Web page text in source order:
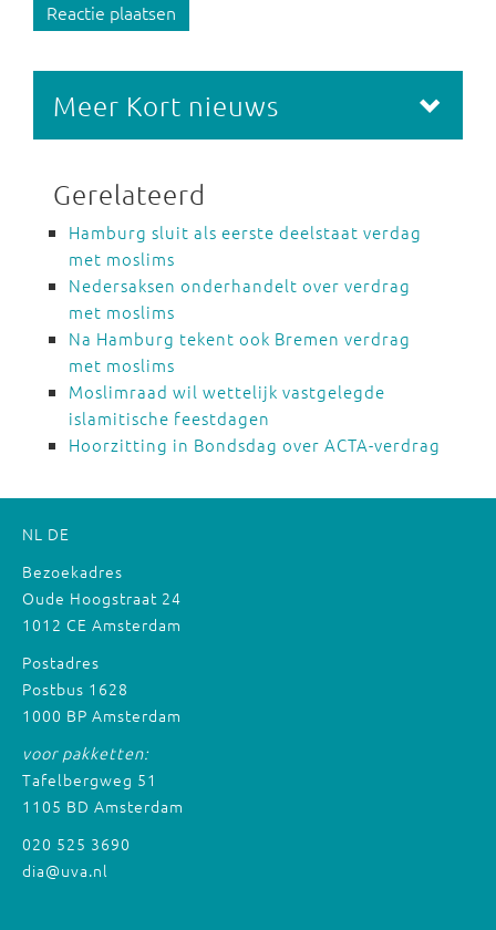
Reactie plaatsen
Meer Kort nieuws
Gerelateerd
Hamburg sluit als eerste deelstaat verdag
met moslims
Nedersaksen onderhandelt over verdrag
met moslims
Na Hamburg tekent ook Bremen verdrag
met moslims
Moslimraad wil wettelijk vastgelegde
islamitische feestdagen
Hoorzitting in Bondsdag over ACTA-verdrag
NL DE
Bezoekadres
Oude Hoogstraat 24
1012 CE Amsterdam
Postadres
Postbus 1628
1000 BP Amsterdam
voor pakketten:
Tafelbergweg 51
1105 BD Amsterdam
020 525 3690
dia@uva.nl